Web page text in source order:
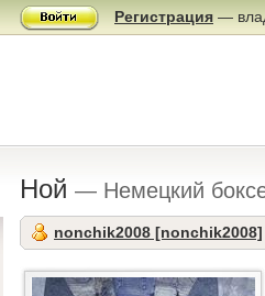
Регистрация —
Ной — Немецкий
nonchik2008 [nonchik2008]